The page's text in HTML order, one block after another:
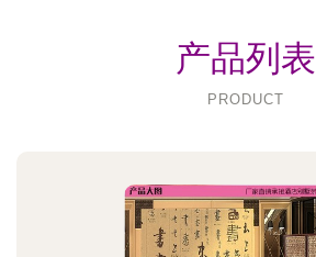
产品列表
PRODUCT